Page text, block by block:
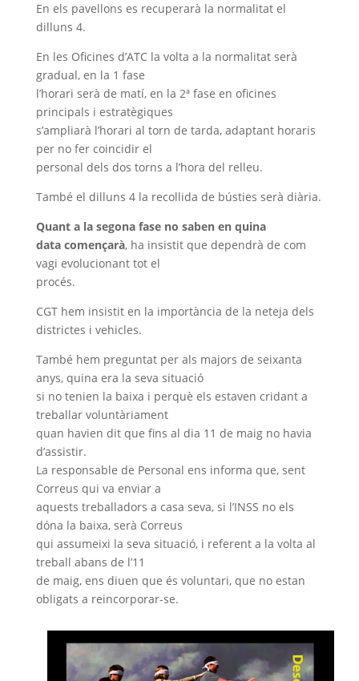
En els pavellons es recuperarà la normalitat el
dilluns 4.
En les Oficines d’ATC la volta a la normalitat serà
gradual, en la 1 fase
l’horari serà de matí, en la 2ª fase en oficines
principals i estratègiques
s’ampliarà l’horari al torn de tarda, adaptant horaris
per no fer coincidir el
personal dels dos torns a l’hora del relleu.
També el dilluns 4 la recollida de bústies serà diària.
Quant a la segona fase no saben en quina
data començarà, ha insistit que dependrà de com
vagi evolucionant tot el
procés.
CGT hem insistit en la importància de la neteja dels
districtes i vehicles.
També hem preguntat per als majors de seixanta
anys, quina era la seva situació
si no tenien la baixa i perquè els estaven cridant a
treballar voluntàriament
quan havien dit que fins al dia 11 de maig no havia
d’assistir.
La responsable de Personal ens informa que, sent
Correus qui va enviar a
aquests treballadors a casa seva, si l’INSS no els
dóna la baixa, serà Correus
qui assumeixi la seva situació, i referent a la volta al
treball abans de l’11
de maig, ens diuen que és voluntari, que no estan
obligats a reincorporar-se.